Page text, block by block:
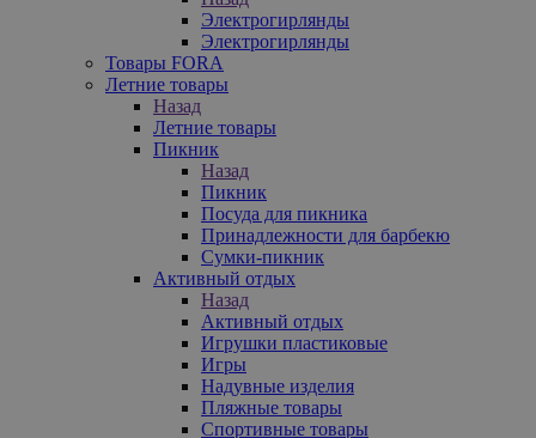
Электрогирлянды
Электрогирлянды
Товары FORA
Летние товары
Назад
Летние товары
Пикник
Назад
Пикник
Посуда для пикника
Принадлежности для барбекю
Сумки-пикник
Активный отдых
Назад
Активный отдых
Игрушки пластиковые
Игры
Надувные изделия
Пляжные товары
Спортивные товары